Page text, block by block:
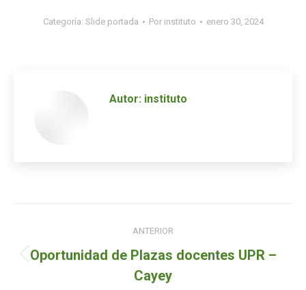
Categoría: Slide portada Por instituto enero 30, 2024
Autor: instituto
de
ANTERIOR
Entrada
anterior:
Oportunidad de Plazas docentes UPR –
Cayey